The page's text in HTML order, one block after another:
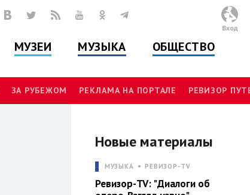
МУЗЕИ МУЗЫКА ОБЩЕСТВО
Вход
ЗА РУБЕЖОМ РЕКЛАМА НА ПОРТАЛЕ РЕВИЗОР
Новые материалы
МУЗЫКА РЕВИЗОР-TV
Ревизор-TV: "Диалоги об